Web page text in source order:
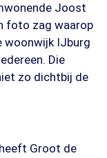
Joost
foto zag waarop
woonwijk IJburg
Die
zo dichtbij de
Groot de